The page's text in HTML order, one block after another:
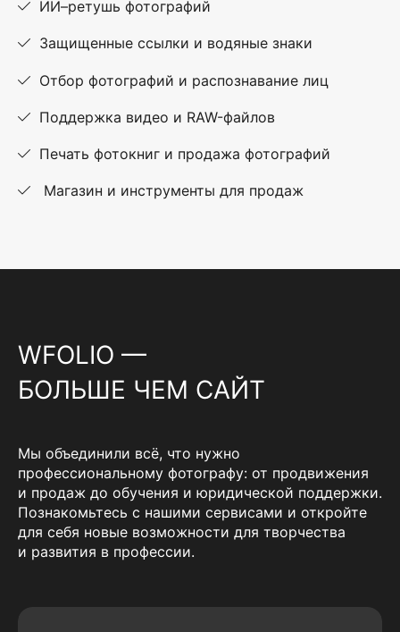
ИИ–ретушь фотографий
Защищенные ссылки и водяные знаки
Отбор фотографий и распознавание лиц
Поддержка видео и RAW-файлов
Печать фотокниг и продажа фотографий
Магазин и инструменты для продаж
WFOLIO —
БОЛЬШЕ ЧЕМ САЙТ
Мы объединили всё, что нужно
профессиональному фотографу: от продвижения
и продаж до обучения и юридической поддержки.
Познакомьтесь с нашими сервисами и откройте
для себя новые возможности для творчества
и развития в профессии.